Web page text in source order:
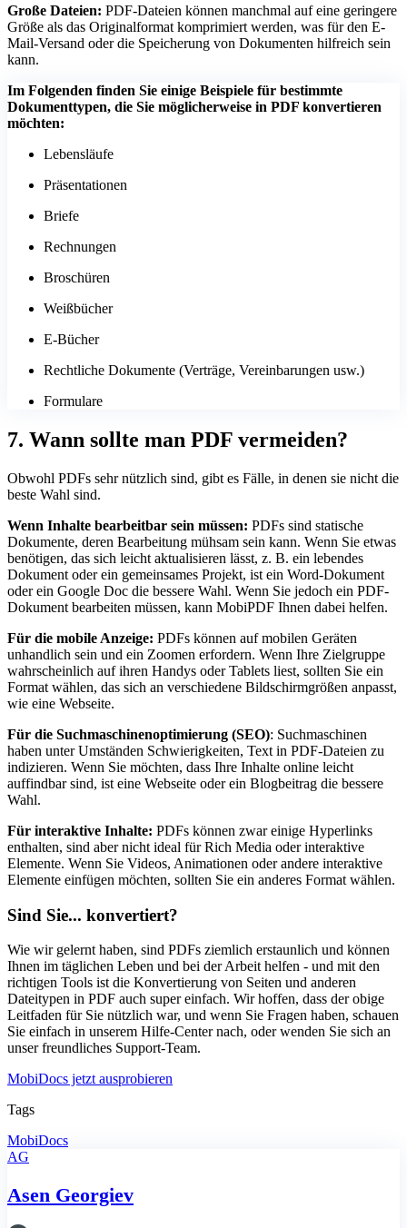
Große Dateien: PDF-Dateien können manchmal auf eine geringere
Größe als das Originalformat komprimiert werden, was für den E-
Mail-Versand oder die Speicherung von Dokumenten hilfreich sein
kann.
Im Folgenden finden Sie einige Beispiele für bestimmte
Dokumenttypen, die Sie möglicherweise in PDF konvertieren
möchten:
Lebensläufe
Präsentationen
Briefe
Rechnungen
Broschüren
Weißbücher
E-Bücher
Rechtliche Dokumente (Verträge, Vereinbarungen usw.)
Formulare
7. Wann sollte man PDF vermeiden?
Obwohl PDFs sehr nützlich sind, gibt es Fälle, in denen sie nicht die
beste Wahl sind.
Wenn Inhalte bearbeitbar sein müssen: PDFs sind statische
Dokumente, deren Bearbeitung mühsam sein kann. Wenn Sie etwas
benötigen, das sich leicht aktualisieren lässt, z. B. ein lebendes
Dokument oder ein gemeinsames Projekt, ist ein Word-Dokument
oder ein Google Doc die bessere Wahl. Wenn Sie jedoch ein PDF-
Dokument bearbeiten müssen, kann MobiPDF Ihnen dabei helfen.
Für die mobile Anzeige: PDFs können auf mobilen Geräten
unhandlich sein und ein Zoomen erfordern. Wenn Ihre Zielgruppe
wahrscheinlich auf ihren Handys oder Tablets liest, sollten Sie ein
Format wählen, das sich an verschiedene Bildschirmgrößen anpasst,
wie eine Webseite.
Für die Suchmaschinenoptimierung (SEO): Suchmaschinen
haben unter Umständen Schwierigkeiten, Text in PDF-Dateien zu
indizieren. Wenn Sie möchten, dass Ihre Inhalte online leicht
auffindbar sind, ist eine Webseite oder ein Blogbeitrag die bessere
Wahl.
Für interaktive Inhalte: PDFs können zwar einige Hyperlinks
enthalten, sind aber nicht ideal für Rich Media oder interaktive
Elemente. Wenn Sie Videos, Animationen oder andere interaktive
Elemente einfügen möchten, sollten Sie ein anderes Format wählen.
Sind Sie... konvertiert?
Wie wir gelernt haben, sind PDFs ziemlich erstaunlich und können
Ihnen im täglichen Leben und bei der Arbeit helfen - und mit den
richtigen Tools ist die Konvertierung von Seiten und anderen
Dateitypen in PDF auch super einfach. Wir hoffen, dass der obige
Leitfaden für Sie nützlich war, und wenn Sie Fragen haben, schauen
Sie einfach in unserem Hilfe-Center nach, oder wenden Sie sich an
unser freundliches Support-Team.
MobiDocs jetzt ausprobieren
Tags
MobiDocs
AG
Asen Georgiev